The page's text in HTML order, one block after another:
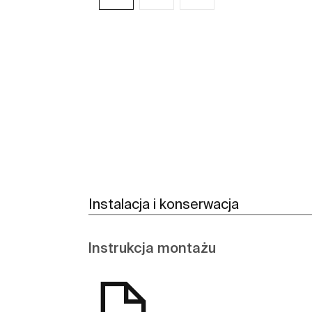
Instalacja i konserwacja
Instrukcja montażu